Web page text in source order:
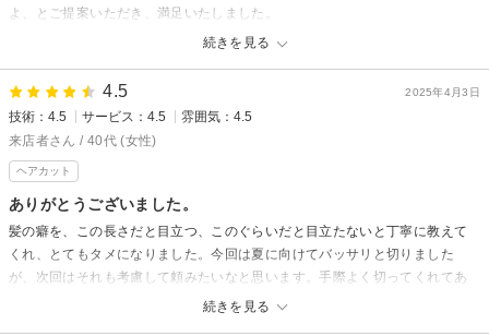
またのご来店ご相談お待ちしております。
続きを見る
よ、とご提案いただき、満足いたしました。
また時期を見計らってショートにしていただきたいと思います。
先日はご来店いただきありがとうございました。
ご返信遅くなり申し訳ありません。
嬉しい口コミありがとうございます。
ショートスタイルなのでまた早めのご来店
ご相談楽しみにお待ちしております。
2025年4月3日
4.5
技術：4.5 サービス：4.5
雰囲気：4.5
来店者さん / 40代 (女性)
ヘアカット
ありがとうございました。
続きを見る
髪の癖を、この長さだと目立つ、このぐらいだと目立たないと丁寧に教えて
くれ、とてもタメになりました。今回は夏に向けてバッサリと切りました
が、次回はそれも考慮して頼みたいなと思います。手際よく切ってくれてあ